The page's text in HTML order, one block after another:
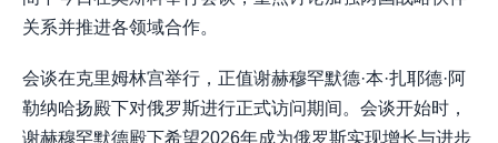
关系并推进各领域合作。
会谈在克里姆林宫举行，正值谢赫穆罕默德·本·扎耶德·阿
勒纳哈扬殿下对俄罗斯进行正式访问期间。会谈开始时，
谢赫穆罕默德殿下希望2026年成为俄罗斯实现增长与进步